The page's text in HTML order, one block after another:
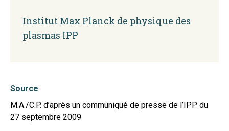
Institut Max Planck de physique des
plasmas IPP
Source
M.A./C.P. d’après un communiqué de presse de l’IPP du
27 septembre 2009